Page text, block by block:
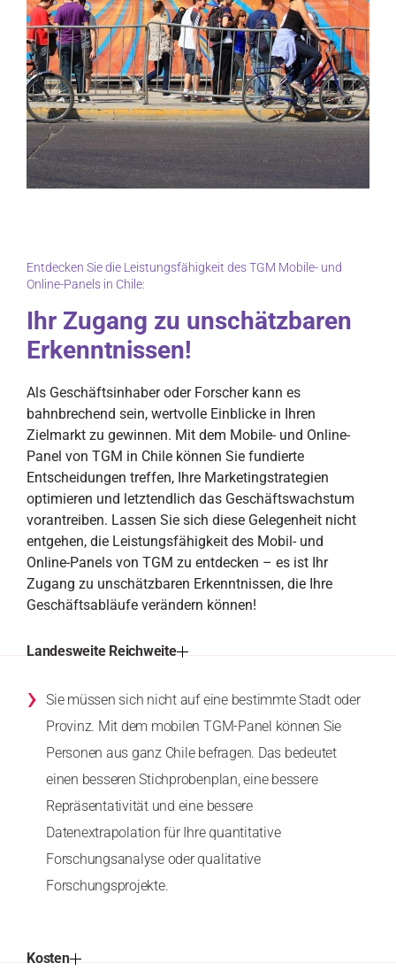
Entdecken Sie die Leistungsfähigkeit des TGM Mobile- und
Online-Panels in Chile:
Ihr Zugang zu unschätzbaren
Erkenntnissen!
Als Geschäftsinhaber oder Forscher kann es
bahnbrechend sein, wertvolle Einblicke in Ihren
Zielmarkt zu gewinnen. Mit dem Mobile- und Online-
Panel von TGM in Chile können Sie fundierte
Entscheidungen treffen, Ihre Marketingstrategien
optimieren und letztendlich das Geschäftswachstum
vorantreiben. Lassen Sie sich diese Gelegenheit nicht
entgehen, die Leistungsfähigkeit des Mobil- und
Online-Panels von TGM zu entdecken – es ist Ihr
Zugang zu unschätzbaren Erkenntnissen, die Ihre
Geschäftsabläufe verändern können!
Landesweite Reichweite
› Sie müssen sich nicht auf eine bestimmte Stadt oder
Provinz. Mit dem mobilen TGM-Panel können Sie
Personen aus ganz Chile befragen. Das bedeutet
einen besseren Stichprobenplan, eine bessere
Repräsentativität und eine bessere
Datenextrapolation für Ihre quantitative
Forschungsanalyse oder qualitative
Forschungsprojekte.
Kosten